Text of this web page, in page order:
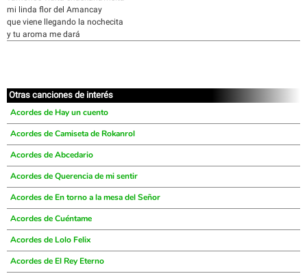
mi linda flor del Amancay
que viene llegando la nochecita
y tu aroma me dará
Otras canciones de interés
Acordes de Hay un cuento
Acordes de Camiseta de Rokanrol
Acordes de Abcedario
Acordes de Querencia de mi sentir
Acordes de En torno a la mesa del Señor
Acordes de Cuéntame
Acordes de Lolo Felix
Acordes de El Rey Eterno